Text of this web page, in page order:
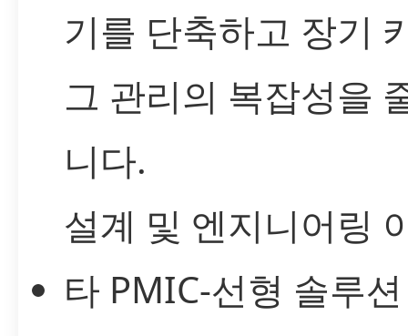
기를 단축하고 장기
그 관리의 복잡성을
니다.
설계 및 엔지니어링
타 PMIC-선형 솔루